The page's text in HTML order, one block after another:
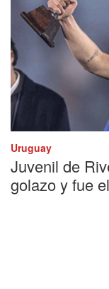
Uruguay
Juvenil de
golazo y fue